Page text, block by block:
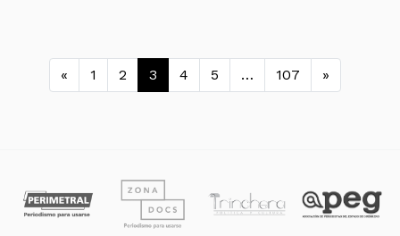
Navegación de entradas
« 1 2 3 4 5 … 107 »